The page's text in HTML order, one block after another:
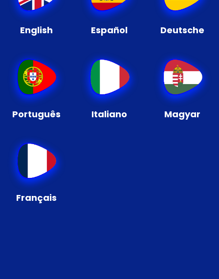
English Español Deutsche
Português Italiano Magyar
Français